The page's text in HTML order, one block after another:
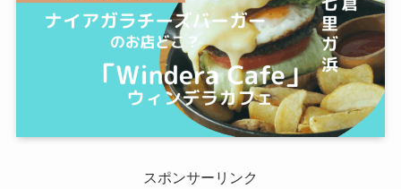
スポンサーリンク